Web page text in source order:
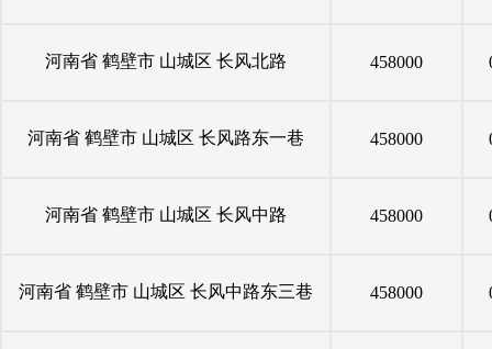
河南省 鹤壁市 山城区 长风北路 458000
河南省 鹤壁市 山城区 长风路东一巷 458000
河南省 鹤壁市 山城区 长风中路 458000
河南省 鹤壁市 山城区 长风中路东三巷 458000